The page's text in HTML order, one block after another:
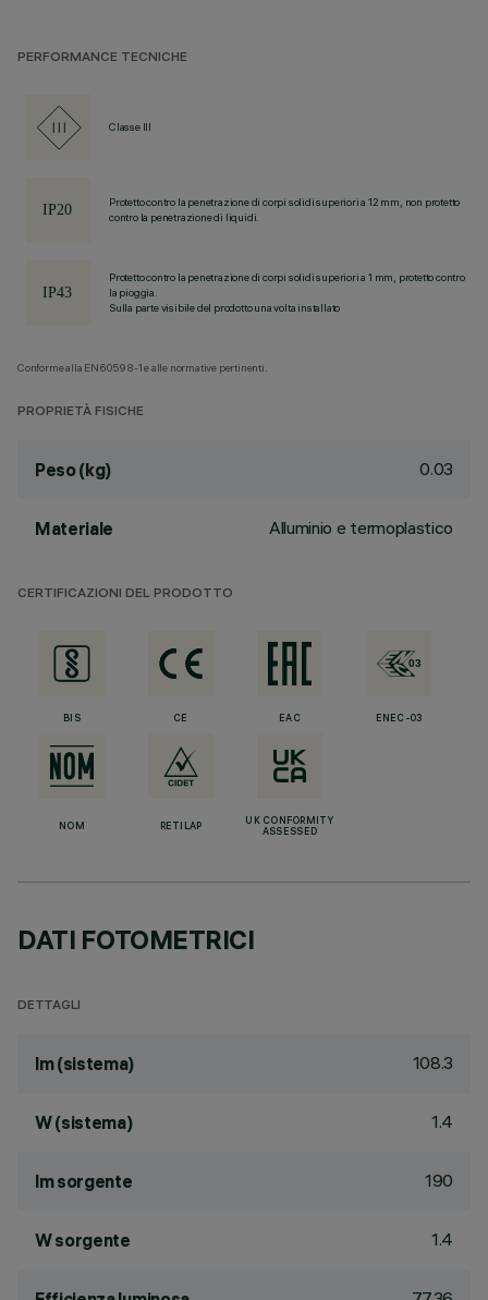
PERFORMANCE TECNICHE
Classe III
Protetto contro la penetrazione di corpi solidi superiori a 12 mm, non protetto
contro la penetrazione di liquidi.
Protetto contro la penetrazione di corpi solidi superiori a 1 mm, protetto contro
la pioggia.
Sulla parte visibile del prodotto una volta installato
Conforme alla EN60598-1 e alle normative pertinenti.
PROPRIETÀ FISICHE
Peso (kg) 0.03
Materiale Alluminio e termoplastico
CERTIFICAZIONI DEL PRODOTTO
BIS CE EAC ENEC-03
NOM RETILAP
UK CONFORMITY
ASSESSED
DATI FOTOMETRICI
DETTAGLI
lm (sistema) 108.3
W (sistema) 1.4
lm sorgente 190
W sorgente 1.4